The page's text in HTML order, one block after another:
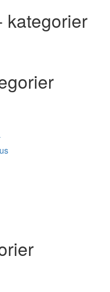
kategorier